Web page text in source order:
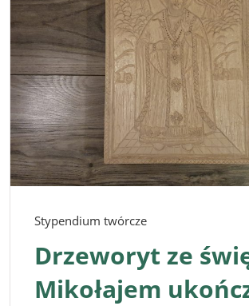
Stypendium twórcze
Drzeworyt ze
Mikołajem